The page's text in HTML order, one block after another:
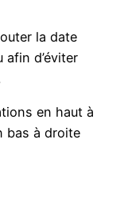
la date
afin d’éviter
en haut à
bas à droite